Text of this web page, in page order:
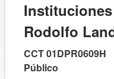
Rodolfo
CCT 01DPR0609H
Público